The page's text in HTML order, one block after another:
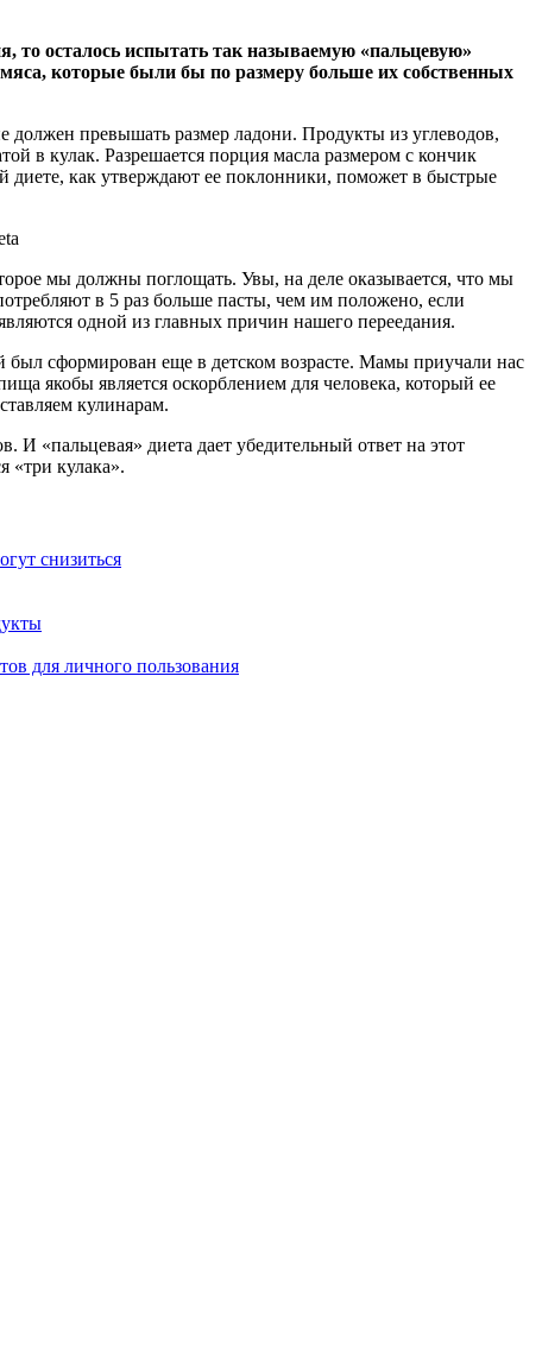
то осталось испытать так называемую «пальцевую»
которые были бы по размеру больше их собственных
должен превышать размер ладони. Продукты из углеводов,
в кулак. Разрешается порция масла размером с кончик
диете, как утверждают ее поклонники, поможет в быстрые
мы должны поглощать. Увы, на деле оказывается, что мы
в 5 раз больше пасты, чем им положено, если
одной из главных причин нашего переедания.
сформирован еще в детском возрасте. Мамы приучали нас
якобы является оскорблением для человека, который ее
кулинарам.
И «пальцевая» диета дает убедительный ответ на этот
«три кулака».
снизиться
для личного пользования